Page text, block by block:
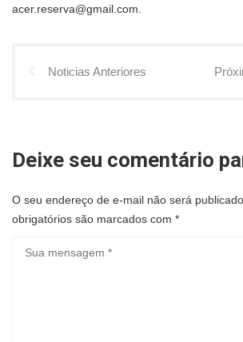
acer.reserva@gmail.com.
Noticias Anteriores
Deixe seu comentário
O seu endereço de e-mail não será
obrigatórios são marcados com *